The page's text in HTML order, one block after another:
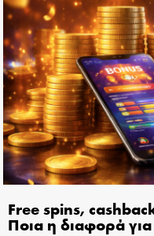
Free spins,
Ποια η διαφορά